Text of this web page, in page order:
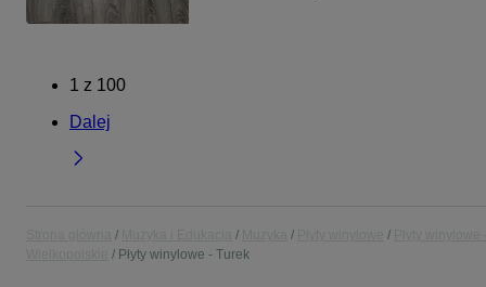
1 z 100
Dalej
Płyty winylowe - Turek